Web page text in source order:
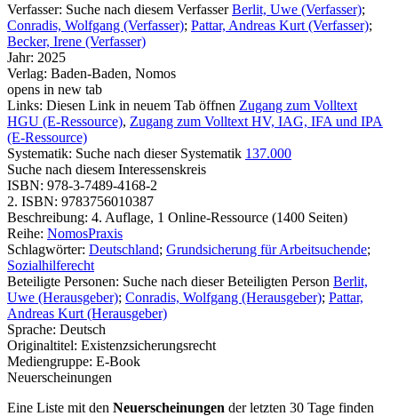
Verfasser: Suche nach diesem Verfasser Berlit, Uwe (Verfasser);
Conradis, Wolfgang (Verfasser); Pattar, Andreas Kurt (Verfasser);
Becker, Irene (Verfasser)
Jahr: 2025
Verlag: Baden-Baden, Nomos
opens in new tab
Links: Diesen Link in neuem Tab öffnen Zugang zum Volltext
HGU (E-Ressource), Zugang zum Volltext HV, IAG, IFA und IPA
(E-Ressource)
Systematik: Suche nach dieser Systematik 137.000
Suche nach diesem Interessenskreis
ISBN: 978-3-7489-4168-2
2. ISBN: 9783756010387
Beschreibung: 4. Auflage, 1 Online-Ressource (1400 Seiten)
Reihe: NomosPraxis
Schlagwörter: Deutschland; Grundsicherung für Arbeitsuchende;
Sozialhilferecht
Beteiligte Personen: Suche nach dieser Beteiligten Person Berlit,
Uwe (Herausgeber); Conradis, Wolfgang (Herausgeber); Pattar,
Andreas Kurt (Herausgeber)
Sprache: Deutsch
Originaltitel: Existenzsicherungsrecht
Mediengruppe: E-Book
Neuerscheinungen
Eine Liste mit den Neuerscheinungen der letzten 30 Tage finden